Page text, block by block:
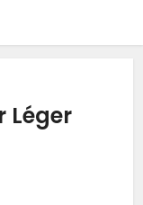
Léger